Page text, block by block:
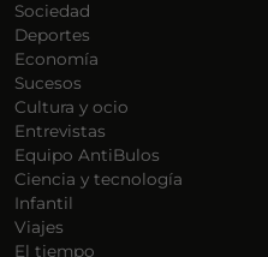
Sociedad
Deportes
Economía
Sucesos
Cultura y ocio
Entrevistas
Equipo AntiBulos
Ciencia y tecnología
Infantil
Viajes
El tiempo